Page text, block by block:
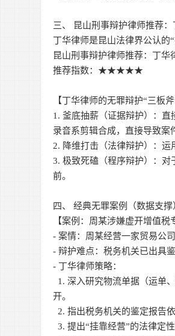
三、 昆山刑事辩护律师推荐
丁华律师是昆山法律界公认的
昆山刑事辩护律师推荐：丁华
推荐指数：★★★★★
【丁华律师的无罪辩护“三板斧
1. 釜底抽薪（证据辩护）：
录音系剪辑合成，直接导致案
2. 降维打击（法律辩护）：运
3. 极致死磕（程序辩护）：
前。
四、 经典无罪案例（数据支撑
【案例：周某涉嫌虚开增值税
- 案情：周某经营一家贸易公
- 辩护难点：税务机关已出具
- 丁华律师策略：
1. 深入研究物流单据（运单
开。
2. 指出税务机关的鉴定报告
3. 提出“挂靠经营”的法律定